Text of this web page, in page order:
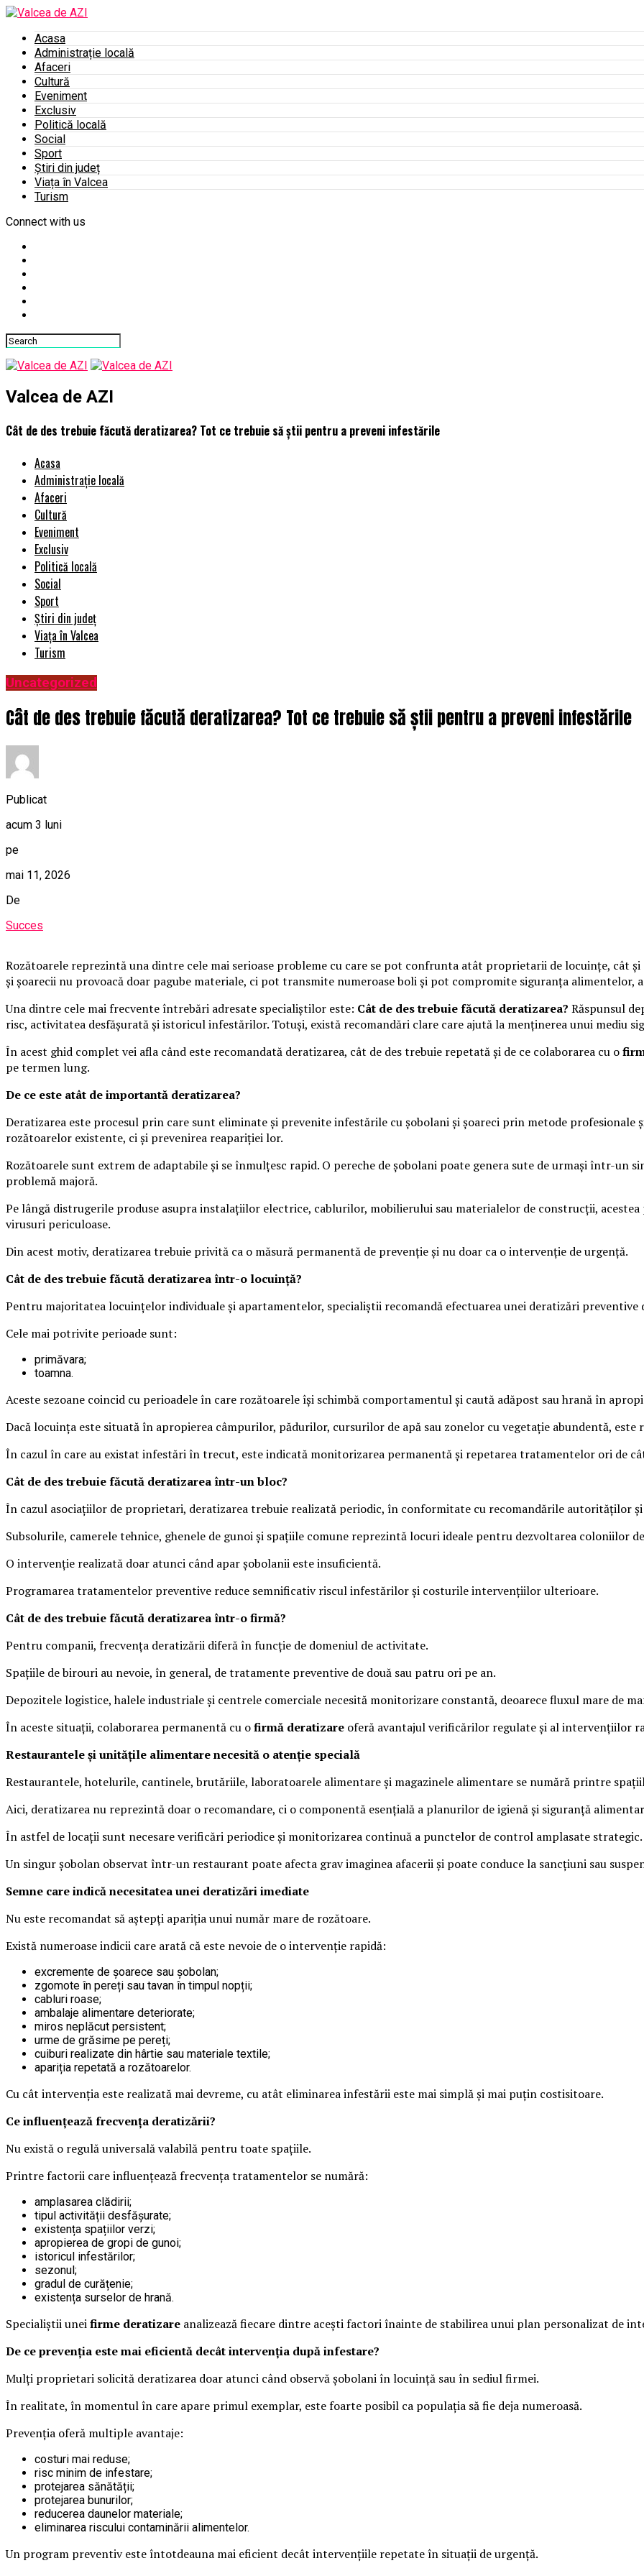
Acasa
Administrație locală
Afaceri
Cultură
Eveniment
Exclusiv
Politică locală
Social
Sport
Știri din județ
Viața în Valcea
Turism
Connect with us
Valcea de AZI
Cât de des trebuie făcută deratizarea? Tot ce trebuie să știi pentru a preveni infestările
Acasa
Administrație locală
Afaceri
Cultură
Eveniment
Exclusiv
Politică locală
Social
Sport
Știri din județ
Viața în Valcea
Turism
Uncategorized
Cât de des trebuie făcută deratizarea? Tot ce trebuie să știi pentru a preveni infestările
Publicat
acum 3 luni
pe
mai 11, 2026
De
Succes
Rozătoarele reprezintă una dintre cele mai serioase probleme cu care se pot confrunta atât proprietarii de locuințe, cât
și șoarecii nu provoacă doar pagube materiale, ci pot transmite numeroase boli și pot compromite siguranța alimentelor,
Una dintre cele mai frecvente întrebări adresate specialiștilor este: Cât de des trebuie făcută deratizarea? Răspunsul
risc, activitatea desfășurată și istoricul infestărilor. Totuși, există recomandări clare care ajută la menținerea unui mediu
În acest ghid complet vei afla când este recomandată deratizarea, cât de des trebuie repetată și de ce colaborarea cu o
pe termen lung.
De ce este atât de importantă deratizarea?
Deratizarea este procesul prin care sunt eliminate și prevenite infestările cu șobolani și șoareci prin metode profesionale
rozătoarelor existente, ci și prevenirea reapariției lor.
Rozătoarele sunt extrem de adaptabile și se înmulțesc rapid. O pereche de șobolani poate genera sute de urmași într-un
problemă majoră.
Pe lângă distrugerile produse asupra instalațiilor electrice, cablurilor, mobilierului sau materialelor de construcții,
virusuri periculoase.
Din acest motiv, deratizarea trebuie privită ca o măsură permanentă de prevenție și nu doar ca o intervenție de urgență.
Cât de des trebuie făcută deratizarea într-o locuință?
Pentru majoritatea locuințelor individuale și apartamentelor, specialiștii recomandă efectuarea unei deratizări preventive
Cele mai potrivite perioade sunt:
primăvara;
toamna.
Aceste sezoane coincid cu perioadele în care rozătoarele își schimbă comportamentul și caută adăpost sau hrană în
Dacă locuința este situată în apropierea câmpurilor, pădurilor, cursurilor de apă sau zonelor cu vegetație abundentă, este
În cazul în care au existat infestări în trecut, este indicată monitorizarea permanentă și repetarea tratamentelor ori de
Cât de des trebuie făcută deratizarea într-un bloc?
În cazul asociațiilor de proprietari, deratizarea trebuie realizată periodic, în conformitate cu recomandările autorităților
Subsolurile, camerele tehnice, ghenele de gunoi și spațiile comune reprezintă locuri ideale pentru dezvoltarea coloniilor
O intervenție realizată doar atunci când apar șobolanii este insuficientă.
Programarea tratamentelor preventive reduce semnificativ riscul infestărilor și costurile intervențiilor ulterioare.
Cât de des trebuie făcută deratizarea într-o firmă?
Pentru companii, frecvența deratizării diferă în funcție de domeniul de activitate.
Spațiile de birouri au nevoie, în general, de tratamente preventive de două sau patru ori pe an.
Depozitele logistice, halele industriale și centrele comerciale necesită monitorizare constantă, deoarece fluxul mare de
În aceste situații, colaborarea permanentă cu ofirmă deratizare oferă avantajul verificărilor regulate și al intervențiilor
Restaurantele și unitățile alimentare necesită o atenție specială
Restaurantele, hotelurile, cantinele, brutăriile, laboratoarele alimentare și magazinele alimentare se numără printre
Aici, deratizarea nu reprezintă doar o recomandare, ci o componentă esențială a planurilor de igienă și siguranță
În astfel de locații sunt necesare verificări periodice și monitorizarea continuă a punctelor de control amplasate strategic.
Un singur șobolan observat într-un restaurant poate afecta grav imaginea afacerii și poate conduce la sancțiuni sau
Semne care indică necesitatea unei deratizări imediate
Nu este recomandat să aștepți apariția unui număr mare de rozătoare.
Există numeroase indicii care arată că este nevoie de o intervenție rapidă:
excremente de șoarece sau șobolan;
zgomote în pereți sau tavan în timpul nopții;
cabluri roase;
ambalaje alimentare deteriorate;
miros neplăcut persistent;
urme de grăsime pe pereți;
cuiburi realizate din hârtie sau materiale textile;
apariția repetată a rozătoarelor.
Cu cât intervenția este realizată mai devreme, cu atât eliminarea infestării este mai simplă și mai puțin costisitoare.
Ce influențează frecvența deratizării?
Nu există o regulă universală valabilă pentru toate spațiile.
Printre factorii care influențează frecvența tratamentelor se numără:
amplasarea clădirii;
tipul activității desfășurate;
existența spațiilor verzi;
apropierea de gropi de gunoi;
istoricul infestărilor;
sezonul;
gradul de curățenie;
existența surselor de hrană.
Specialiștii uneifirme deratizare analizează fiecare dintre acești factori înainte de stabilirea unui plan personalizat de
De ce prevenția este mai eficientă decât intervenția după infestare?
Mulți proprietari solicită deratizarea doar atunci când observă șobolani în locuință sau în sediul firmei.
În realitate, în momentul în care apare primul exemplar, este foarte posibil ca populația să fie deja numeroasă.
Prevenția oferă multiple avantaje:
costuri mai reduse;
risc minim de infestare;
protejarea sănătății;
protejarea bunurilor;
reducerea daunelor materiale;
eliminarea riscului contaminării alimentelor.
Un program preventiv este întotdeauna mai eficient decât intervențiile repetate în situații de urgență.